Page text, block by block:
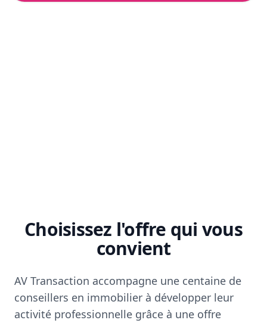
Choisissez l'offre qui vous
convient
AV Transaction accompagne une centaine de
conseillers en immobilier à développer leur
activité professionnelle grâce à une offre